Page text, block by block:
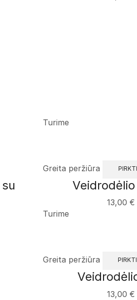
Turime
Greita peržiūra PIRKTI
13,00 €
Turime
Greita peržiūra PIRKTI
13,00 €